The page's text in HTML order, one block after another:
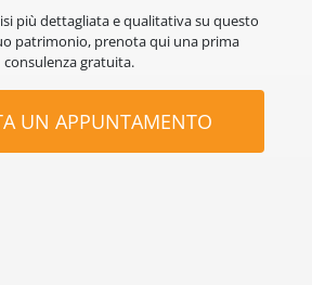
più dettagliata e qualitativa su questo
patrimonio, prenota qui una prima
consulenza gratuita.
UN APPUNTAMENTO